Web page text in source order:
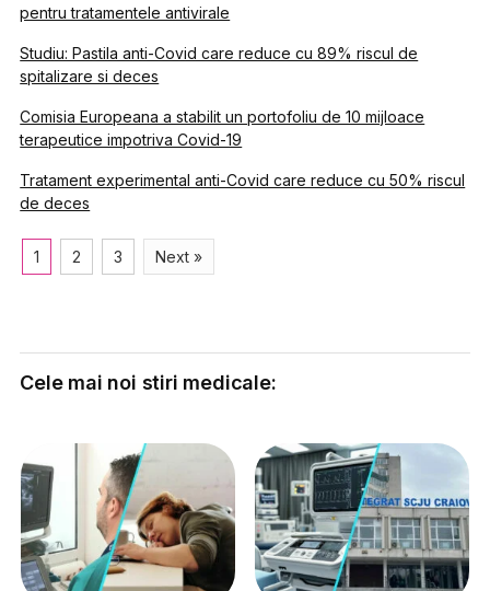
pentru tratamentele antivirale
Studiu: Pastila anti-Covid care reduce cu 89% riscul de
spitalizare si deces
Comisia Europeana a stabilit un portofoliu de 10 mijloace
terapeutice impotriva Covid-19
Tratament experimental anti-Covid care reduce cu 50% riscul
de deces
1 2 3 Next »
Cele mai noi stiri medicale: